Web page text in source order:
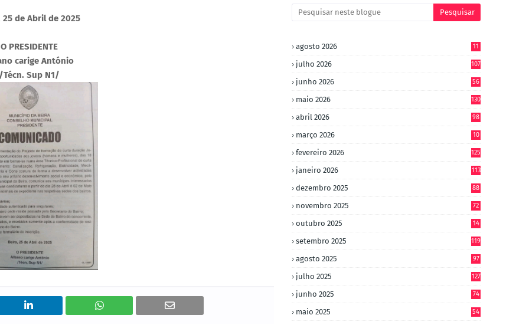
25 de Abril de 2025
O PRESIDENTE
carige António
Sup N1/
agosto 2026 11
julho 2026 107
junho 2026 56
maio 2026 130
abril 2026 98
março 2026
10
fevereiro 2026 125
janeiro 2026 113
dezembro 2025 88
novembro 2025 72
outubro 2025
14
setembro 2025 119
agosto 2025 97
julho 2025 127
junho 2025 74
maio 2025 54